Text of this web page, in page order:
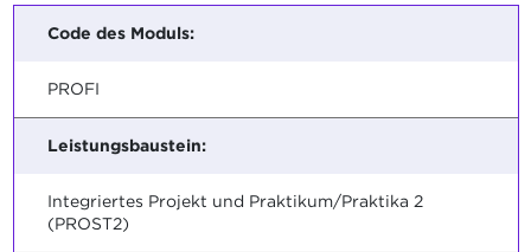
Code des Moduls:
PROFI
Leistungsbaustein:
Integriertes Projekt und Praktikum/Praktika 2
(PROST2)